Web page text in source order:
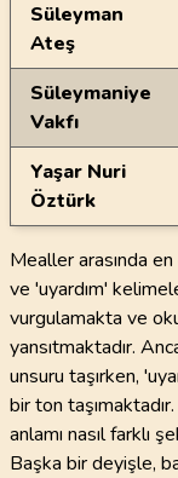
Süleyman
Ateş
Süleymaniye
Vakfı
Yaşar Nuri
Öztürk
Mealler arasında
ve 'uyardım'
vurgulamakta ve
yansıtmaktadır.
unsuru taşırken,
bir ton
anlamı nasıl farklı
Başka bir deyişle,